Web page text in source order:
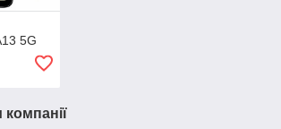
5G
компанії